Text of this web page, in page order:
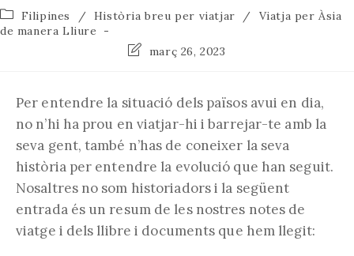
Categoria
de
Filipines / Història breu per viatjar /
Viatja per Àsia
de manera Lliure
Última
l'entrada:
març 26, 2023
Per entendre la situació dels països avui en dia,
no n’hi ha prou en viatjar-hi i barrejar-te amb la
seva gent, també n’has de coneixer la seva
història per entendre la evolució que han seguit.
Nosaltres no som historiadors i la següent
entrada és un resum de les nostres notes de
viatge i dels llibre i documents que hem llegit: